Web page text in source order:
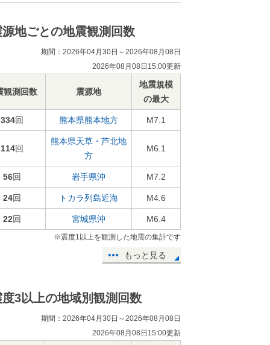
源地ごとの地震観測回数
期間：2026年04月30日～2026年08月08日
2026年08月08日15:00更新
観測回数 震源地
地震規模
の最大
334回 熊本県熊本地方 M7.1
114回
熊本県天草・芦北地
方
M6.1
56回 岩手県沖 M7.2
24回 トカラ列島近海 M4.6
22回 宮城県沖 M6.4
※震度1以上を観測した地震の集計です
もっと見る
度3以上の地域別観測回数
期間：2026年04月30日～2026年08月08日
2026年08月08日15:00更新